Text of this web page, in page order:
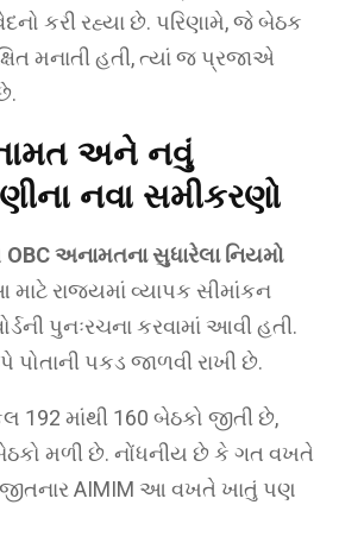
કરી રહ્યા છે. પરિણામે, જે બેઠક
મનાતી હતી, ત્યાં જ પ્રજાએ
અને નવું
નવા સમીકરણો
OBC અનામતના સુધારેલા નિયમો
રાજ્યમાં વ્યાપક સીમાંકન
પુનઃરચના કરવામાં આવી હતી.
પકડ જાળવી રાખી છે.
192 માંથી 160 બેઠકો જીતી છે,
મળી છે. નોંધનીય છે કે ગત વખતે
જીતનાર AIMIM આ વખતે ખાતું પણ